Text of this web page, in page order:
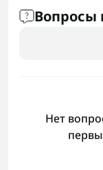
Вопросы
Нет